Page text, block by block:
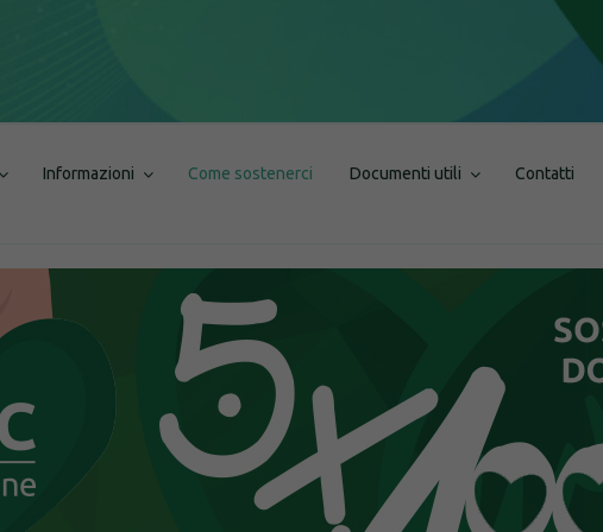
Informazioni Come sostenerci Documenti utili Contatti